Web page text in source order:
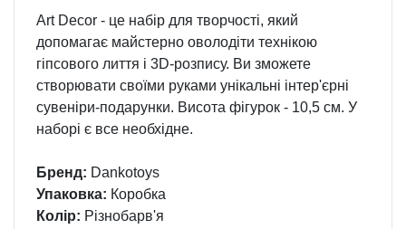
Art Decor - це набір для творчості, який
допомагає майстерно оволодіти технікою
гіпсового лиття і 3D-розпису. Ви зможете
створювати своїми руками унікальні інтер'єрні
сувеніри-подарунки. Висота фігурок - 10,5 см. У
наборі є все необхідне.
Бренд: Dankotoys
Упаковка: Коробка
Колір: Різнобарв'я